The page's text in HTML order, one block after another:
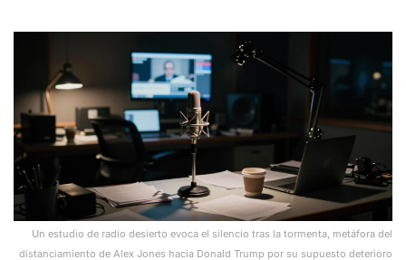
Un estudio de radio desierto evoca el silencio tras la tormenta, metáfora del
distanciamiento de Alex Jones hacia Donald Trump por su supuesto deterioro